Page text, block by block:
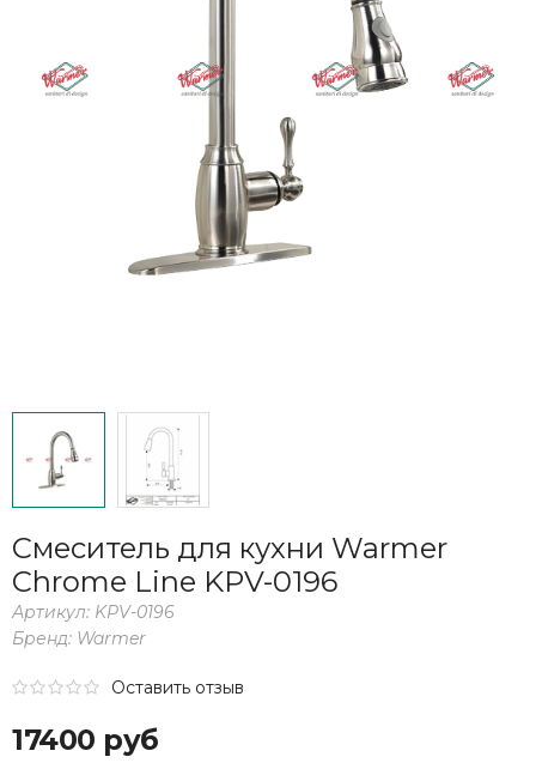
Смеситель для кухни Warmer
Chrome Line KPV-0196
Артикул: KPV-0196
Бренд: Warmer
Оставить отзыв
17400 руб